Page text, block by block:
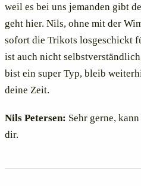
weil es bei uns jemanden gibt
geht hier. Nils, ohne mit der
sofort die Trikots losgeschickt
ist auch nicht
bist ein super Typ, bleib
deine Zeit.
Nils Petersen: Sehr gerne,
dir.